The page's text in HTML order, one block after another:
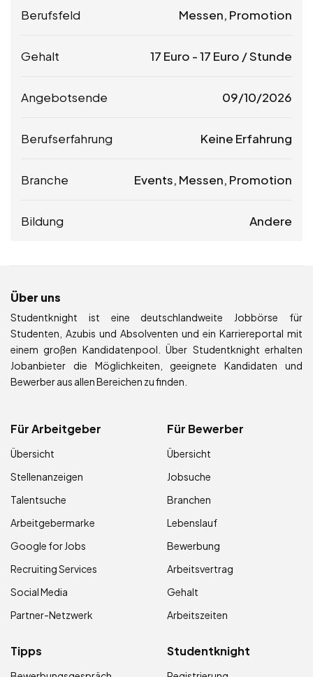
Berufsfeld Messen, Promotion
Gehalt 17 Euro -17 Euro / Stunde
Angebotsende 09/10/2026
Berufserfahrung Keine Erfahrung
Branche Events, Messen, Promotion
Bildung Andere
Über uns
Studentknight ist eine deutschlandweite Jobbörse für
Studenten, Azubis und Absolventen und ein Karriereportal mit
einem großen Kandidatenpool. Über Studentknight erhalten
Jobanbieter die Möglichkeiten, geeignete Kandidaten und
Bewerber aus allen Bereichen zu finden.
Für Arbeitgeber
Übersicht
Stellenanzeigen
Talentsuche
Arbeitgebermarke
Google for Jobs
Recruiting Services
Social Media
Partner-Netzwerk
Für Bewerber
Übersicht
Jobsuche
Branchen
Lebenslauf
Bewerbung
Arbeitsvertrag
Gehalt
Arbeitszeiten
Tipps Studentknight